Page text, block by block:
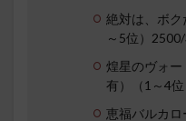
絶対は、ボ
～5位）
煌星のヴォ
有）（1～4
恵福バルカ